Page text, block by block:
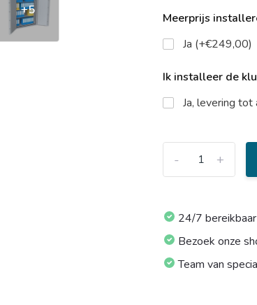
+5
Meerprijs
Ja (+€249,00)
Ik installeer de
Ja, levering
+
-
24/7 bereikbaar
Bezoek onze
Team van